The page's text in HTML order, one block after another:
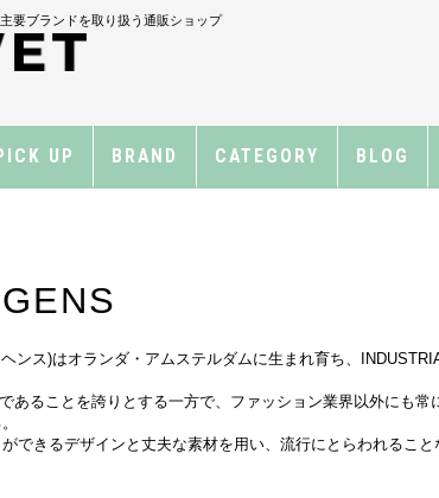
要ブランドを取り扱う通販ショップ
UP BRAND CATEGORY BLOG
ンス)はオランダ・アムステルダムに生まれ育ち、
あることを誇りとする一方で、ファッション業界以外にも
できるデザインと丈夫な素材を用い、流行にとらわれる